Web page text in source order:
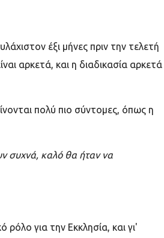
έξι μήνες πριν την τελετή
αρκετά, και η διαδικασία αρκετά
πολύ πιο σύντομες, όπως η
συχνά, καλό θα ήταν να
για την Εκκλησία, και γι'